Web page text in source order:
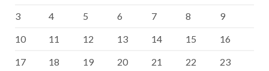
3 4 5 6 7 8
9
10
11 12 13 14 15
16
17
18 19 20 21 22
23